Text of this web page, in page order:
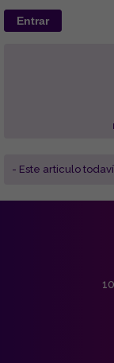
Entrar
- Este articulo